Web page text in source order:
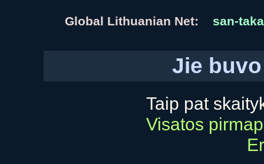
Global Lithuanian Net: san-
Jie
Taip pat
Visatos